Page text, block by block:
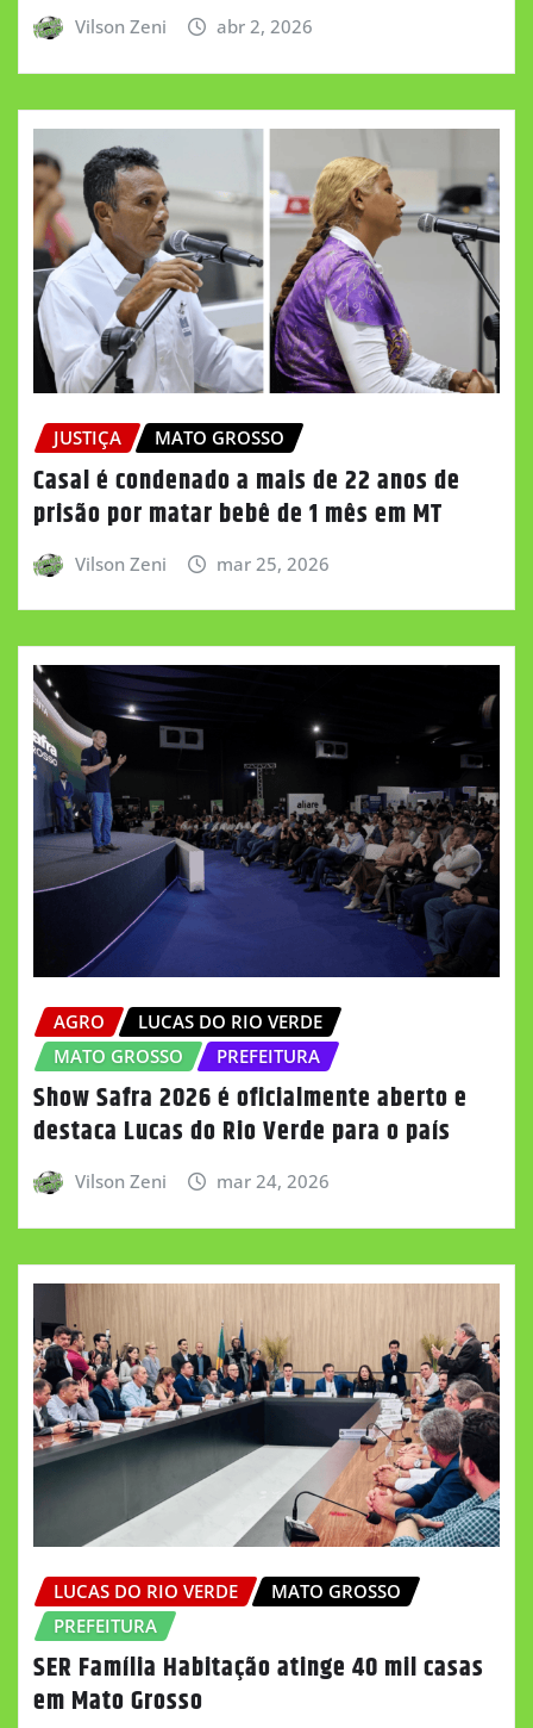
Vilson Zeni abr 2, 2026
JUSTIÇA MATO GROSSO
Casal é condenado a mais de 22 anos de
prisão por matar bebê de 1 mês em MT
Vilson Zeni mar 25, 2026
AGRO
LUCAS DO RIO VERDE
MATO GROSSO
PREFEITURA
Show Safra 2026 é oficialmente aberto e
destaca Lucas do Rio Verde para o país
Vilson Zeni mar 24, 2026
LUCAS DO RIO VERDE
MATO GROSSO
PREFEITURA
SER Família Habitação atinge 40 mil casas
em Mato Grosso